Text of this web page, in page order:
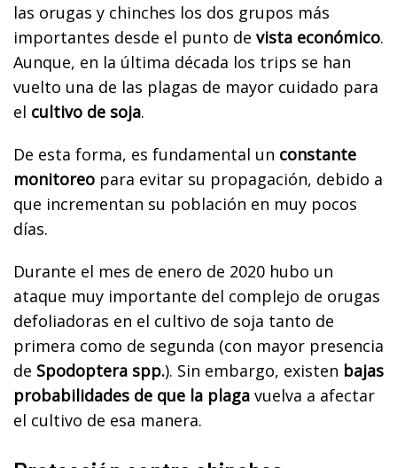
las orugas y chinches los dos grupos más
importantes desde el punto de vista económico.
Aunque, en la última década los trips se han
vuelto una de las plagas de mayor cuidado para
el cultivo de soja.
De esta forma, es fundamental un constante
monitoreo para evitar su propagación, debido a
que incrementan su población en muy pocos
días.
Durante el mes de enero de 2020 hubo un
ataque muy importante del complejo de orugas
defoliadoras en el cultivo de soja tanto de
primera como de segunda (con mayor presencia
de Spodoptera spp.). Sin embargo, existen bajas
probabilidades de que la plaga vuelva a afectar
el cultivo de esa manera.